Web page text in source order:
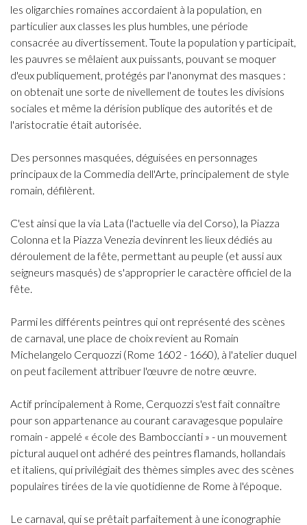
les oligarchies romaines accordaient à la population, en
particulier aux classes les plus humbles, une période
consacrée au divertissement. Toute la population y participait,
les pauvres se mêlaient aux puissants, pouvant se moquer
d'eux publiquement, protégés par l'anonymat des masques :
on obtenait une sorte de nivellement de toutes les divisions
sociales et même la dérision publique des autorités et de
l'aristocratie était autorisée.
Des personnes masquées, déguisées en personnages
principaux de la Commedia dell'Arte, principalement de style
romain, défilèrent.
C'est ainsi que la via Lata (l'actuelle via del Corso), la Piazza
Colonna et la Piazza Venezia devinrent les lieux dédiés au
déroulement de la fête, permettant au peuple (et aussi aux
seigneurs masqués) de s'approprier le caractère officiel de la
fête.
Parmi les différents peintres qui ont représenté des scènes
de carnaval, une place de choix revient au Romain
Michelangelo Cerquozzi (Rome 1602 - 1660), à l'atelier duquel
on peut facilement attribuer l'œuvre de notre œuvre.
Actif principalement à Rome, Cerquozzi s'est fait connaître
pour son appartenance au courant caravagesque populaire
romain - appelé « école des Bamboccianti » - un mouvement
pictural auquel ont adhéré des peintres flamands, hollandais
et italiens, qui privilégiait des thèmes simples avec des scènes
populaires tirées de la vie quotidienne de Rome à l'époque.
Le carnaval, qui se prêtait parfaitement à une iconographie